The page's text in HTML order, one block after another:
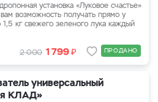
установка «Луковое счастье»
возможность получать прямо у
кг свежего зеленого лука каждый
2 000 1 799₽ ПРОДАНО
универсальный
КЛАД»